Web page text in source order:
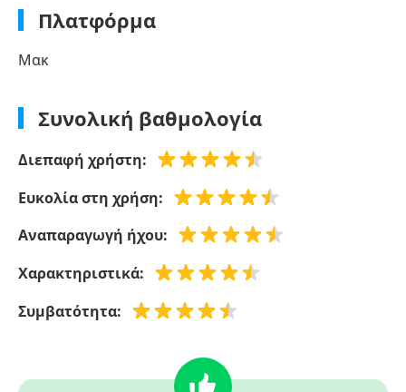
Πλατφόρμα
Μακ
Συνολική βαθμολογία
Διεπαφή χρήστη:
Ευκολία στη χρήση:
Αναπαραγωγή ήχου:
Χαρακτηριστικά:
Συμβατότητα: